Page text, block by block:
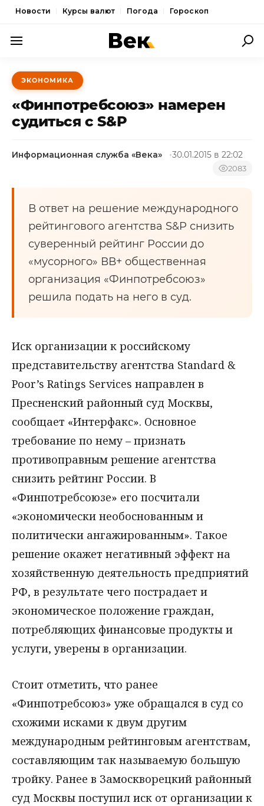
Новости Курсы валют Погода Гороскоп
ПОЛИТИКА
ЭКОНОМИКА
ОБЩЕСТВО
КУЛЬТУРА
НОВОСТИ
ЭКОНОМИКА
«Финпотребсоюз» намерен
судиться с S&P
Информационная служба «Века» 30.01.2015 в 22:02
2083
В ответ на решение международного
рейтингового агентства S&P снизить
суверенный рейтинг России до
«мусорного» ВВ+ общественная
организация «Финпотребсоюз»
решила подать на него в суд.
Иск организации к российскому
представительству агентства Standard &
Poor’s Ratings Services направлен в
Пресненский районный суд Москвы,
сообщает «Интерфакс». Основное
требование по нему – признать
противоправным решение агентства
снизить рейтинг России. В
«Финпотребсоюзе» его посчитали
«экономически необоснованным и
политически ангажированным». Такое
решение окажет негативный эффект на
хозяйственную деятельность предприятий
РФ, в результате чего пострадает и
экономическое положение граждан,
потребляющих финансовые продукты и
услуги, уверены в организации.
Стоит отметить, что ранее
«Финпотребсоюз» уже обращался в суд со
схожими исками к двум другим
международным рейтинговым агентствам,
составляющим так называемую большую
тройку. Ранее в Замоскворецкий районный
суд Москвы поступил иск от организации к